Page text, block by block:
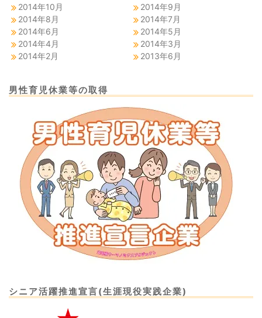
2014年10月
2014年9月
2014年8月
2014年7月
2014年6月
2014年5月
2014年4月
2014年3月
2014年2月
2013年6月
男性育児休業等の取得
シニア活躍推進宣言(生涯現役実践企業)